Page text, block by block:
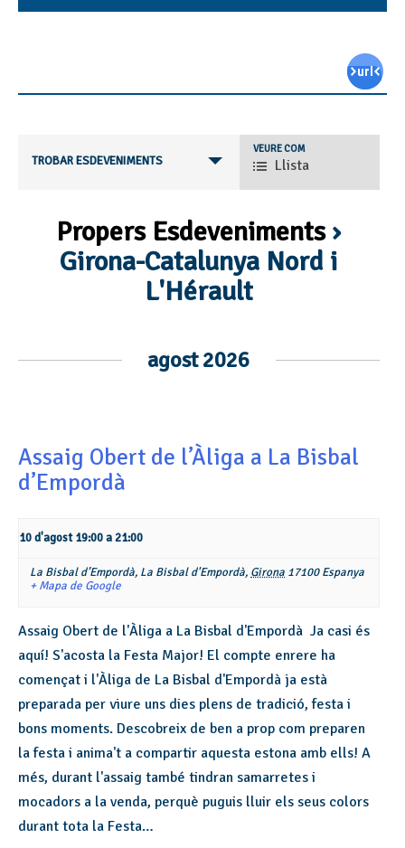
TROBAR ESDEVENIMENTS
Navegació
de
les
d'esdeveniments
VEURE COM
Llista
Propers Esdeveniments›
Girona-Catalunya Nord i
L'Hérault
de
agost 2026
Assaig Obert de l’Àliga a La Bisbal
d’Empordà
10 d'agost 19:00a21:00
La Bisbal d’Empordà, La Bisbal d'Empordà, Girona 17100 Espanya
+ Mapa de Google
Assaig Obert de l'Àliga a La Bisbal d'Empordà Ja casi és
aquí! S'acosta la Festa Major! El compte enrere ha
començat i l'Àliga de La Bisbal d'Empordà ja està
preparada per viure uns dies plens de tradició, festa i
bons moments. Descobreix de ben a prop com preparen
la festa i anima't a compartir aquesta estona amb ells! A
més, durant l'assaig també tindran samarretes i
mocadors a la venda, perquè puguis lluir els seus colors
durant tota la Festa…